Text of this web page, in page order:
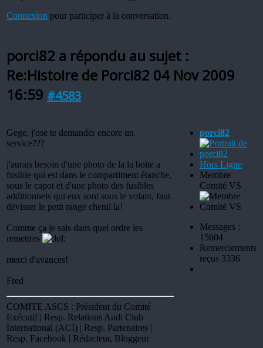
Connexion pour participer à la conversation.
porci82 a répondu au sujet :
Re:Histoire de Porci82 04 Nov 2009
16:59 #4583
Gege, j'ose te demander encore un
service???
j'aurais besoin d'une photo de la la boite a
fusible qui est dans le compartiment étanche,
sous le capot et d'une photo des fusibles
additionnels qui eux sont sous le volant, faut
dévisser le petit range chenil la!
Comme ça je sais dans quel ordre les
remettres
merci d'avances!
Fred
COMITE ASCS : Président du Comité
Exécutif | Resp. Relations Audi Club
International (ACI) | Resp. Partenaires |
Resp. Facebook | Rédacteur, Bloggeur
porci82
Hors Ligne
Membre
Comité VS
Messages :
15604
Remerciements
reçus 3336